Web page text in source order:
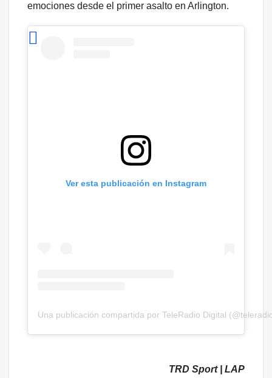
emociones desde el primer asalto en Arlington.
Ver esta publicación en Instagram
Una publicación compartida por TeleRadio Digital
TRD Sport | LAP